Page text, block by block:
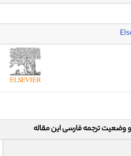
ترجمه فارسی این مقاله